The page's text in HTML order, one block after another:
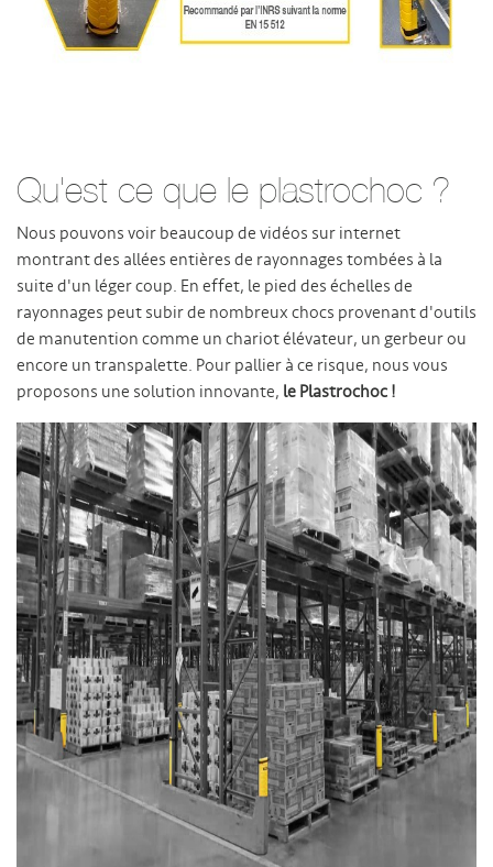
Qu'est ce que le plastrochoc ?
Nous pouvons voir beaucoup de vidéos sur internet
montrant des allées entières de rayonnages tombées à la
suite d'un léger coup. En effet, le pied des échelles de
rayonnages peut subir de nombreux chocs provenant d'outils
de manutention comme un chariot élévateur, un gerbeur ou
encore un transpalette. Pour pallier à ce risque, nous vous
proposons une solution innovante, le Plastrochoc !